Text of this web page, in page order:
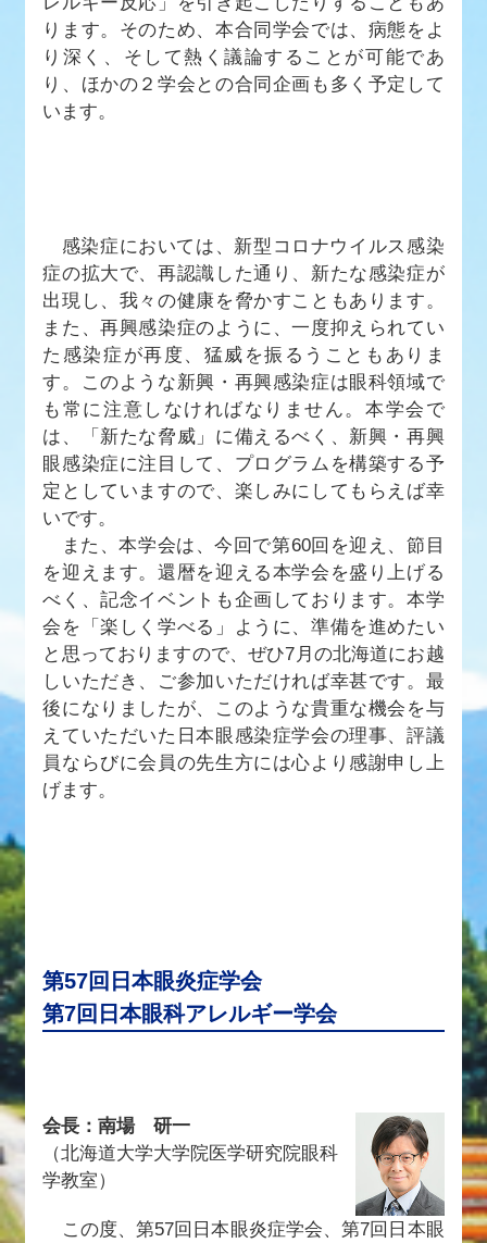
ります。そのため、本合同学会では、病態をよ
り深く、そして熱く議論することが可能であ
り、ほかの２学会との合同企画も多く予定して
います。
感染症においては、新型コロナウイルス感染
症の拡大で、再認識した通り、新たな感染症が
出現し、我々の健康を脅かすこともあります。
また、再興感染症のように、一度抑えられてい
た感染症が再度、猛威を振るうこともありま
す。このような新興・再興感染症は眼科領域で
も常に注意しなければなりません。本学会で
は、「新たな脅威」に備えるべく、新興・再興
眼感染症に注目して、プログラムを構築する予
定としていますので、楽しみにしてもらえば幸
いです。
また、本学会は、今回で第60回を迎え、節目
を迎えます。還暦を迎える本学会を盛り上げる
べく、記念イベントも企画しております。本学
会を「楽しく学べる」ように、準備を進めたい
と思っておりますので、ぜひ7月の北海道にお越
しいただき、ご参加いただければ幸甚です。最
後になりましたが、このような貴重な機会を与
えていただいた日本眼感染症学会の理事、評議
員ならびに会員の先生方には心より感謝申し上
げます。
第57回日本眼炎症学会
第7回日本眼科アレルギー学会
会長：南場 研一
（北海道大学大学院医学研究院眼科
学教室）
この度、第57回日本眼炎症学会、第7回日本眼